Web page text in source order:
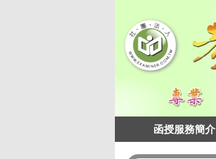
函授服務簡介